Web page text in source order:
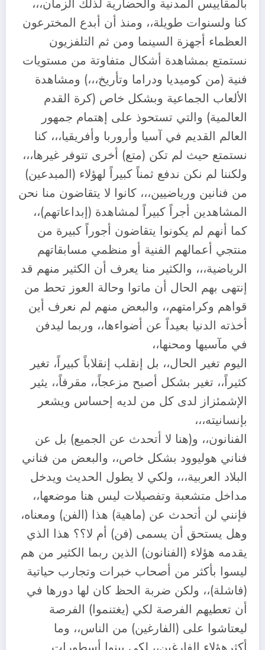
بالمقاييس المدنية والحضارية لذلك الزمان،،،
كنا ولسنوات طويلة،، ومنذ أن أبدع المخترعون
العظماء أجهزة السينما ومن ثم التلفزيون
نستمتع بمشاهدة أشكال متفاوتة من مستويات
فنية (من كوميديا ودراما وتأريخ،،،) ومشاهدة
الألعاب الجماعية وبشكل خاص (كرة القدم
العالمية) والتي تستحوذ على إهتمام جمهور
العالم القديم في آسيا وأروربا وأفريقيا،،، كنا
نستمتع حيث لم تكن (متع) أخرى تتوفر غيرها،،،
ولكننا لم نكن ندفع ثمناً كبيراً لهؤلاء (المبدعين)
من فنانين ورياضيين،،، كانوا لا يتقاضون منا نحن
المشاهدين أجراً كبيراً لمشاهدة (إبداعاتهم)،،
كما أنهم لم يكونوا يتقاضون أجوراً كبيرة من
منتجي أعمالهم الفنية أو منظمي مسابقاتهم
الرياضية،،، والكثير منا يعرف أن الكثير منهم قد
إنتهى بهم الحال أن ماتوا وحالة العوز تحط من
قواهم وكرامتهم،، والبعض منهم لم نعرف أين
أخذته الدنيا بعيداً عن أضواءها،، وربما ليدفن
في مآسيها ومحنها،،
اليوم تغير الحال،، بل إنقلب إنقلاباً كبيراً، تغير
كثيراً،، تغير بشكل أصبح مزعجاً،، مقرفاً،، يثير
الإشمئزاز لدى كل من لديه إحساس ويشعر
بإنسانيته،،،
الفنانون،، و(هنا لا أتحدث عن الجميع) بل عن
فناني هوليوود بشكل خاص،، والبعض من فناني
البلاد العربية،،، ولكي لا يطول الحديث ويدخل
مداخل متشعبة وتفصيلات ليس هنا موضعها،،
فإنني لن أتحدث عن (ماهية) هذا (الفن) ومعناه،
وهل يستحق أن يسمى (فن) أم لا؟؟ هذا الذي
يقدمه هؤلاء (الفنانون) الذين ربما الكثير من هم
ليسوا بأكثر من أصحاب خبرات وتجارب حياتية
(فاشلة)،، ولكن ضربة الحظ كان لها دورها في
أن تعطيهم الفرصة لكي (يغتنموا) الفرصة
ليعتاشوا على (الفارغين) من الناس،، وما